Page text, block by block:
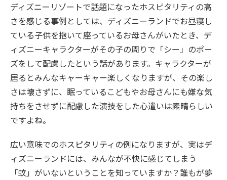
ディズニーリゾートで話題になったホスピタリティの高
さを感じる事例としては、ディズニーランドでお昼寝し
ている子供を抱いて座っているお母さんがいたとき、デ
ィズニーキャラクターがその子の周りで「シー」のポー
ズをして配慮したという話があります。キャラクターが
居るとみんなキャーキャー楽しくなりますが、その楽し
さは壊さずに、眠っているこどもやお母さんにも嫌な気
持ちをさせずに配慮した演技をした心遣いは素晴らしい
ですよね。
広い意味でのホスピタリティの例になりますが、実はデ
ィズニーランドには、みんなが不快に感じてしまう
「蚊」がいないということを知っていますか？誰もが夢